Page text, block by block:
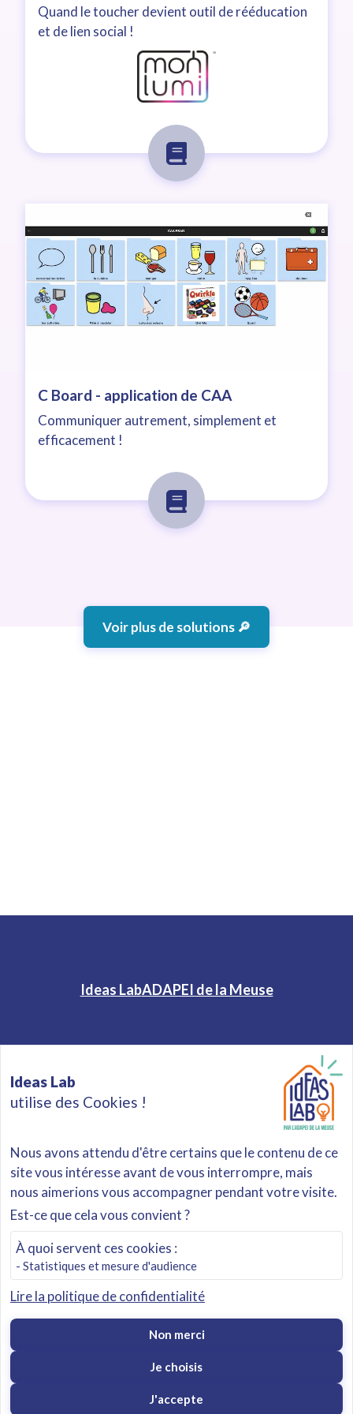
Quand le toucher devient outil de rééducation
et de lien social !
C Board - application de CAA
Communiquer autrement, simplement et
efficacement !
Voir plus de solutions 🔎
Ideas LabADAPEI de la Meuse
Mentions légales
Politique de confidentialité
ADAPEI de la Meuse
Route de Neuville
55800 VASSINCOURT
03 29 78 53 53
Ideas Lab
utilise des Cookies !
Nous avons attendu d'être certains que le contenu de ce
site vous intéresse avant de vous interrompre, mais
nous aimerions vous accompagner pendant votre visite.
Est-ce que cela vous convient ?
À quoi servent ces cookies :
- Statistiques et mesure d'audience
Lire la politique de confidentialité
Non merci
Je choisis
J'accepte